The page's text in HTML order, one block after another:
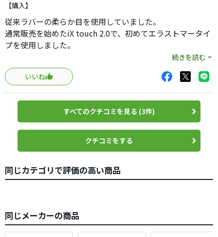
【購入】
従来ラバーの柔らか目を使用していました。
通常販売を始めたiX touch 2.0で、初めてエラストマータイ
プを使用しました。
硬いのが苦手なため、この柔らかさでエラストマーは素晴
らしいです。
また、同社技術のLTCも搭載しており、ねじれ難さも実感で
きます。
強いて言えば、様々な色のプロトタイプがあるようなの
で、色のバリエーションが増えれば、コーディネイトもし
やすいかな。
耐久性はこれから評価します。
柔らか目が好きな人にはお勧めです。
続きを読む
いいね
すべてのクチコミを見る (3件)
クチコミをする
同じカテゴリで評価の高い商品
同じメーカーの商品